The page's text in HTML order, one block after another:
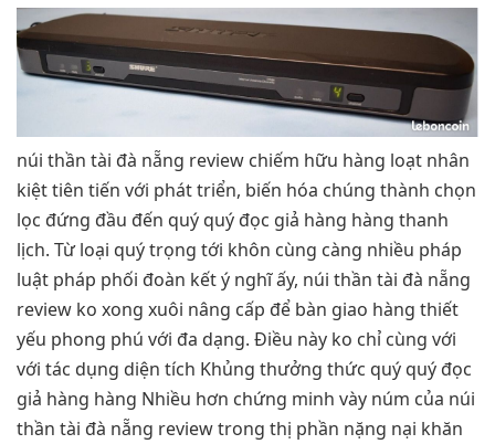
núi thần tài đà nẵng review chiếm hữu hàng loạt nhân
kiệt tiên tiến với phát triển, biến hóa chúng thành chọn
lọc đứng đầu đến quý quý đọc giả hàng hàng thanh
lịch. Từ loại quý trọng tới khôn cùng càng nhiều pháp
luật pháp phối đoàn kết ý nghĩ ấy, núi thần tài đà nẵng
review ko xong xuôi nâng cấp để bàn giao hàng thiết
yếu phong phú với đa dạng. Điều này ko chỉ cùng với
với tác dụng diện tích Khủng thưởng thức quý quý đọc
giả hàng hàng Nhiều hơn chứng minh vày núm của núi
thần tài đà nẵng review trong thị phần nặng nại khăn